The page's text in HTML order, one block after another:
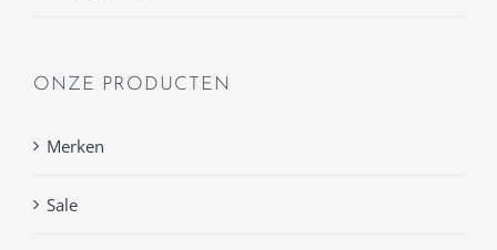
ONZE PRODUCTEN
Merken
Sale